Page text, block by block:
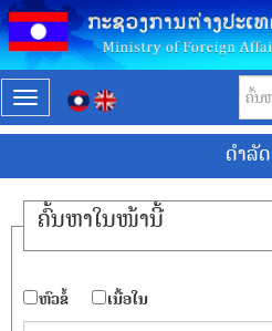
T
o
g
l
n
a
v
ດໍາລັດ
ຄົ້ນ​ຫາ​ໃນ​ໜ້ານີ້
​ຫົວ​ຂໍ້ ​ເນື້ອ​ໃນ